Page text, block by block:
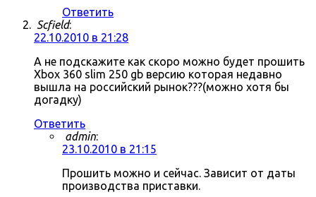
Ответить
Scfield:
22.10.2010 в 21:28
А не подскажите как скоро можно будет прошить
Xbox 360 slim 250 gb версию которая недавно
вышла на российский рынок???(можно хотя бы
догадку)
Ответить
admin:
23.10.2010 в 21:15
Прошить можно и сейчас. Зависит от даты
производства приставки.